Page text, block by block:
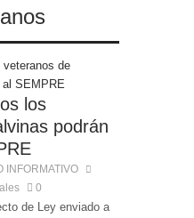
los
podrán
INFORMATIVO
0
de Ley enviado a